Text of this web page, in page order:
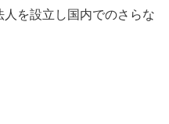
を設立し国内でのさらな